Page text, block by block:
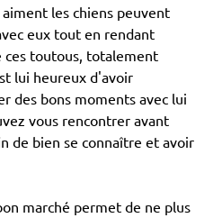
les chiens peuvent
eux tout en rendant
ces toutous, totalement
lui heureux d'avoir
des bons moments avec lui
vous rencontrer avant
de bien se connaître et avoir
marché permet de ne plus